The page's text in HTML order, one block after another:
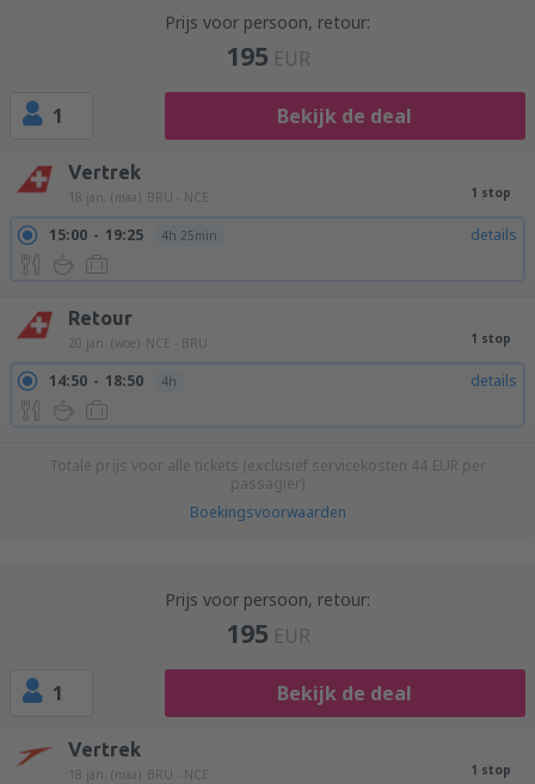
Prijs voor persoon, retour:
195 EUR
1 Bekijk de deal
Vertrek
18 jan. (maa) BRU - NCE 1 stop
15:00 19:25 4h 25min details
Retour
20 jan. (woe) NCE - BRU 1 stop
14:50 18:50 4h details
Totale prijs voor alle tickets (exclusief servicekosten 44 EUR per
passagier)
Boekingsvoorwaarden
Prijs voor persoon, retour:
195 EUR
1 Bekijk de deal
Vertrek
18 jan. (maa) BRU - NCE 1 stop